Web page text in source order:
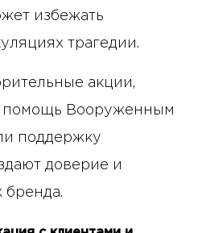
избежать
трагедии.
акции,
помощь Вооруженным
поддержку
доверие и